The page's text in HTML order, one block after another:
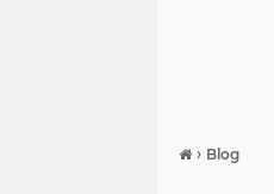
› Blog